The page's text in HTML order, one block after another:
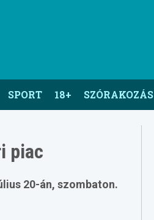
SPORT 18+ SZÓRAKOZÁS
piac
20-án, szombaton.